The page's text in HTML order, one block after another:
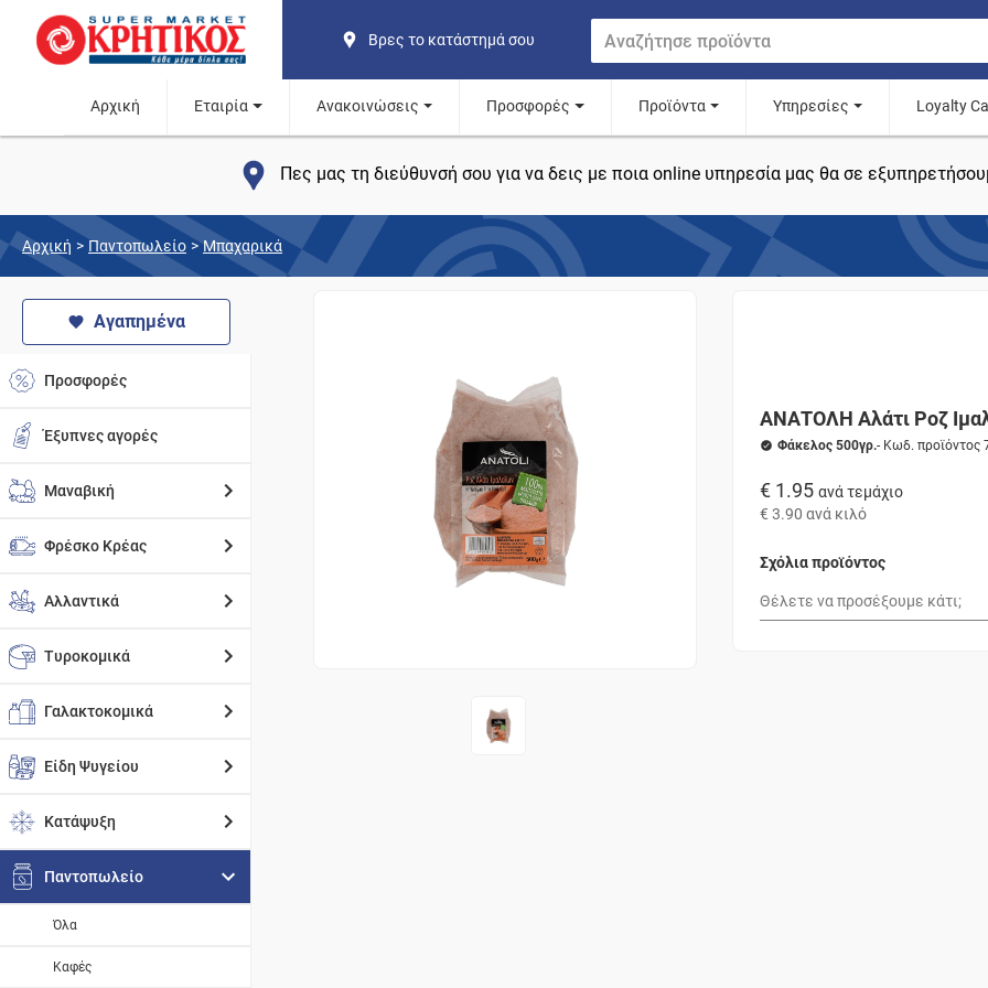
Βρες το κατάστημά σου
Αρχική Εταιρία Ανακοινώσεις Προσφορές Προϊόντα Υπηρεσίες Loyalty
Πες μας τη διεύθυνσή σου για να δεις με ποια online υπηρεσία μας θα σε
Αρχική > Παντοπωλείο > Μπαχαρικά
Αγαπημένα
Προσφορές
Έξυπνες αγορές
Μαναβική
Φρέσκο Κρέας
Αλλαντικά
Τυροκομικά
Γαλακτοκομικά
Είδη Ψυγείου
Κατάψυξη
Παντοπωλείο
Όλα
Καφές
ΑΝΑΤΟΛΗ Αλάτι Ροζ
Φάκελος 500γρ.- Κωδ. προϊόντος
€ 1.95 ανά τεμάχιο
€ 3.90 ανά κιλό
Σχόλια προϊόντος